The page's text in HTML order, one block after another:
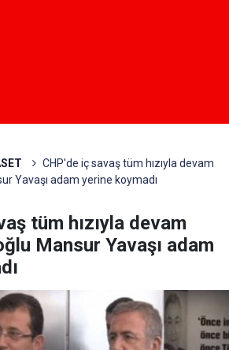
CHP'de iç savaş tüm hızıyla devam
Yavaşı adam yerine koymadı
tüm hızıyla devam
Mansur Yavaşı adam